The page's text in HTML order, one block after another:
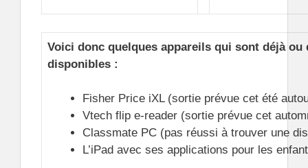
Voici donc quelques appareils qui sont déjà
disponibles :
Fisher Price iXL (sortie prévue cet été
Vtech flip e-reader (sortie prévue cet
Classmate PC (pas réussi à trouver une
L’iPad avec ses applications pour les